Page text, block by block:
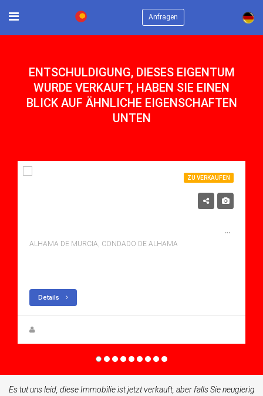
Anfragen ×
ENTSCHULDIGUNG, DIESES EIGENTUM
WURDE VERKAUFT, HABEN SIE EINEN
BLICK AUF ÄHNLICHE EIGENSCHAFTEN
UNTEN
ZU VERKAUFEN
ZU VERKAUFEN APARTMENT IN CONDADO DE ALHAMA, ALHAMA DE MURCIA MIT POOL
ALHAMA DE MURCIA, CONDADO DE ALHAMA
Details
Es tut uns leid, diese Immobilie ist jetzt verkauft, aber falls Sie neugierig